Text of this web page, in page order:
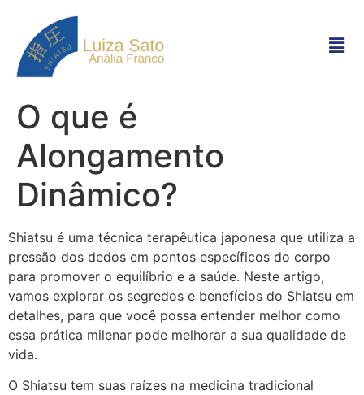
O que é
Alongamento
Dinâmico?
Shiatsu é uma técnica terapêutica japonesa que utiliza a
pressão dos dedos em pontos específicos do corpo
para promover o equilíbrio e a saúde. Neste artigo,
vamos explorar os segredos e benefícios do Shiatsu em
detalhes, para que você possa entender melhor como
essa prática milenar pode melhorar a sua qualidade de
vida.
O Shiatsu tem suas raízes na medicina tradicional